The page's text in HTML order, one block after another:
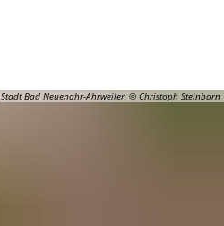
Stadt Bad Neuenahr-Ahrweiler, © Christoph Steinborn